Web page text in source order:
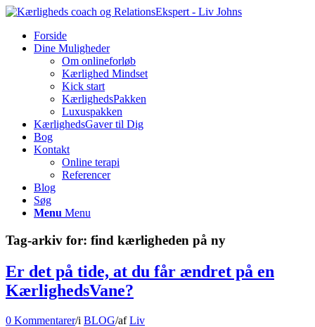
Forside
Dine Muligheder
Om onlineforløb
Kærlighed Mindset
Kick start
KærlighedsPakken
Luxuspakken
KærlighedsGaver til Dig
Bog
Kontakt
Online terapi
Referencer
Blog
Søg
Menu Menu
Tag-arkiv for: find kærligheden på ny
Er det på tide, at du får ændret på en
KærlighedsVane?
0 Kommentarer/i BLOG/afLiv